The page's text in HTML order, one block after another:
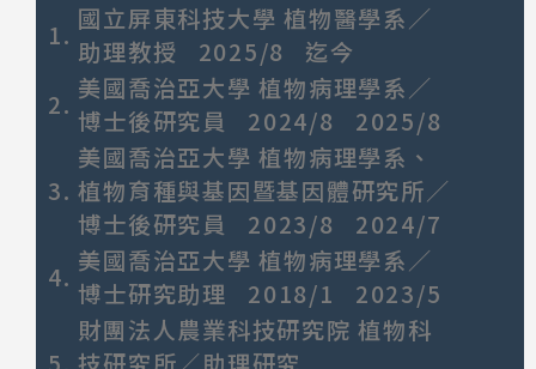
1. 國立屏東科技大學 植物醫學系／
助理教授 2025/8 迄今
2. 美國喬治亞大學 植物病理學系／
博士後研究員 2024/8 2025/8
3.
美國喬治亞大學 植物病理學系、
植物育種與基因暨基因體研究所／
博士後研究員 2023/8 2024/7
4. 美國喬治亞大學 植物病理學系／
博士研究助理 2018/1 2023/5
財團法人農業科技研究院 植物科